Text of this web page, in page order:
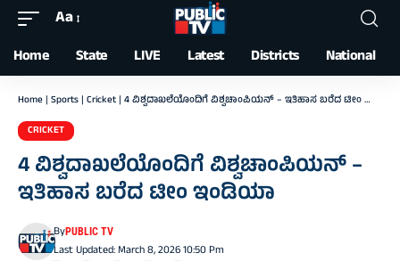
Font
Resizer
Aa
Home State LIVE Latest Districts National
Home | Sports | Cricket | 4 ವಿಶ್ವದಾಖಲೆಯೊಂದಿಗೆ ವಿಶ್ವಚಾಂಪಿಯನ್‌ – ಇತಿಹಾಸ ಬರೆದ ಟೀಂ ಇಂಡಿಯಾ
CRICKET
4 ವಿಶ್ವದಾಖಲೆಯೊಂದಿಗೆ ವಿಶ್ವಚಾಂಪಿಯನ್‌ –
ಇತಿಹಾಸ ಬರೆದ ಟೀಂ ಇಂಡಿಯಾ
Last Updated: March 8, 2026 10:50 Pm
ByPUBLIC TV